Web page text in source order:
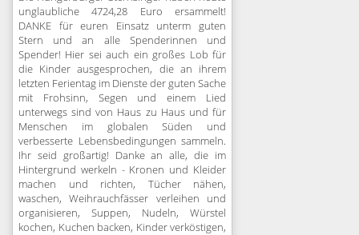
unglaubliche 4724,28 Euro ersammelt!
DANKE für euren Einsatz unterm guten
Stern und an alle Spenderinnen und
Spender! Hier sei auch ein großes Lob für
die Kinder ausgesprochen, die an ihrem
letzten Ferientag im Dienste der guten Sache
mit Frohsinn, Segen und einem Lied
unterwegs sind von Haus zu Haus und für
Menschen im globalen Süden und
verbesserte Lebensbedingungen sammeln.
Ihr seid großartig! Danke an alle, die im
Hintergrund werkeln - Kronen und Kleider
machen und richten, Tücher nähen,
waschen, Weihrauchfässer verleihen und
organisieren, Suppen, Nudeln, Würstel
kochen, Kuchen backen, Kinder verköstigen,